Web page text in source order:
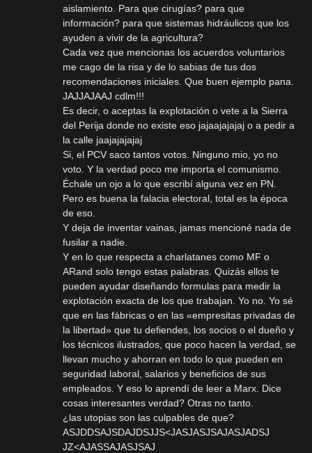
aislamiento. Para que cirugías? para que
información? para que sistemas hidráulicos que los
ayuden a vivir de la agricultura?
Cada vez que mencionas los acuerdos voluntarios
me cago de la risa y de lo sabias de tus dos
recomendaciones iniciales. Que buen ejemplo pana.
JAJJAJAAJ cdlm!!!
Es decir, o aceptas la explotación o vete a la Sierra
del Perija donde no existe eso jajaajajajaj o a pedir a
la calle jaajajajajaj
Si, el PCV saco tantos votos. Ninguno mio, yo no
voto. Y la verdad poco me importa el comunismo.
Échale un ojo a lo que escribí alguna vez en PN.
Pero es buena la falacia electoral, total es la época
de eso.
Y deja de inventar vainas, jamas mencioné nada de
fusilar a nadie.
Y en lo que respecta a charlatanes como MF o
ARand solo tengo estas palabras. Quizás ellos te
pueden ayudar diseñando formulas para medir la
explotación exacta de los que trabajan. Yo no. Yo sé
que en las fábricas o en las «empresitas privadas de
la libertad» que tu defiendes, los socios o el dueño y
los técnicos ilustrados, que poco hacen la verdad, se
llevan mucho y ahorran en todo lo que pueden en
seguridad laboral, salarios y beneficios de sus
empleados. Y eso lo aprendí de leer a Marx. Dice
cosas interesantes verdad? Otras no tanto.
¿las utopias son las culpables de que?
ASJDDSAJSDAJDSJJS<JASJASJSAJASJADSJ
JZ<AJASSAJASJSAJ